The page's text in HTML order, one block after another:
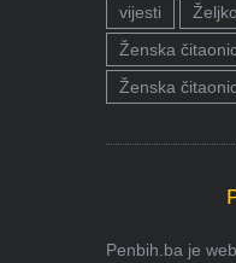
vijesti
Ženska
Ženska
Penbih.ba je